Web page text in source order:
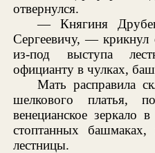
отвернулся.
— Княгиня
Сергеевичу, —
из-под выступа
официанту в чулках,
Мать расправила
шелкового платья,
венецианское зеркало
стоптанных
лестницы.